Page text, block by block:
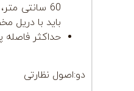
60 سانتی
باید با دریل
حداکثر فاصله پیچ‌ها
دو:اصول نظارتی